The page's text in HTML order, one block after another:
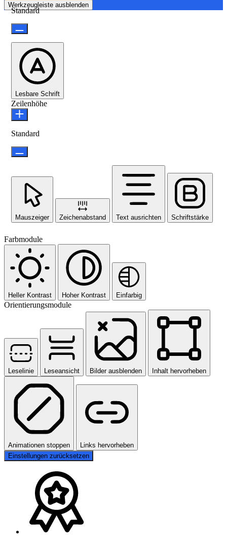
Werkzeugleiste ausblenden
Standard
Lesbare Schrift
Zeilenhöhe
Standard
Mauszeiger Zeichenabstand Text ausrichten Schriftstärke
Farbmodule
Heller Kontrast Hoher Kontrast Einfarbig
Orientierungsmodule
Leselinie Leseansicht Bilder ausblenden Inhalt hervorheben
Animationen stoppen
Links hervorheben
Einstellungen zurücksetzen